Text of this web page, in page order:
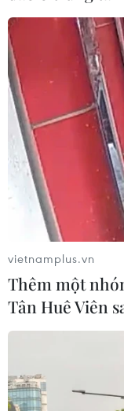
Bảo tàng Lịch sử
trưng bày nhiều
rực rỡ cho
Hàng loạt các hình
nước trong
vietnamplus.vn
Thêm một
Tân Huê Viên